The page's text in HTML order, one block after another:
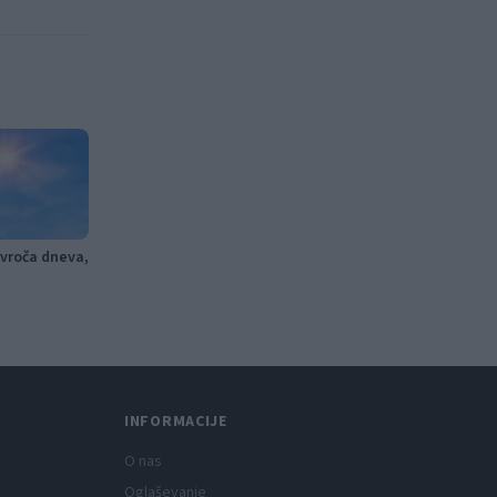
dneva,
INFORMACIJE
O nas
Oglaševanje